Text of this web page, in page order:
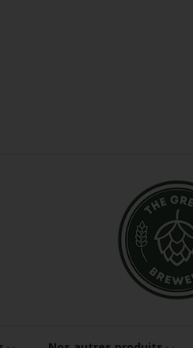
Nos autres produits